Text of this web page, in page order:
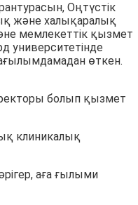
Оңтүстік
және халықаралық
мемлекеттік қызмет
университетінде
өткен.
болып қызмет
клиникалық
аға ғылыми